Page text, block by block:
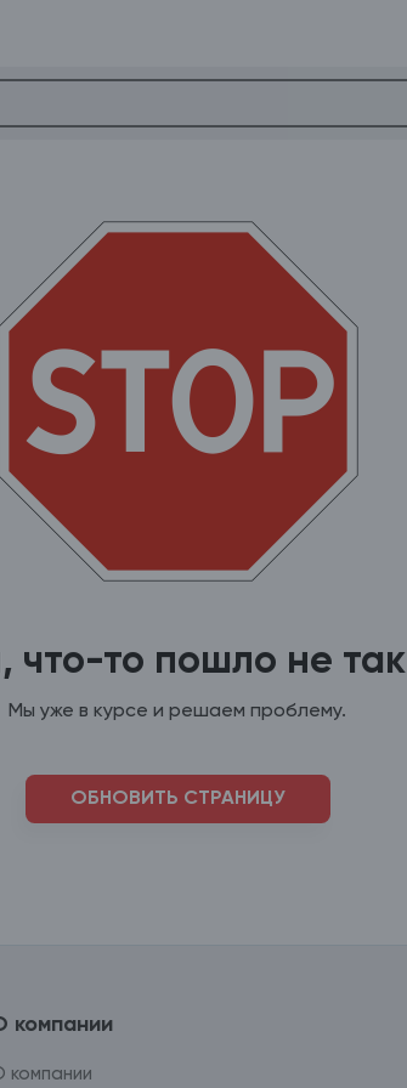
что-то пошло не так
Мы уже в курсе и решаем проблему.
ОБНОВИТЬ СТРАНИЦУ
компании
компании